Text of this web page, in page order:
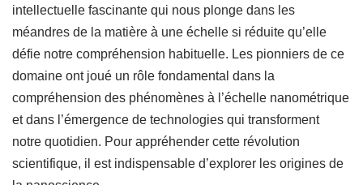
intellectuelle fascinante qui nous plonge dans les
méandres de la matière à une échelle si réduite qu’elle
défie notre compréhension habituelle. Les pionniers de ce
domaine ont joué un rôle fondamental dans la
compréhension des phénomènes à l’échelle nanométrique
et dans l’émergence de technologies qui transforment
notre quotidien. Pour appréhender cette révolution
scientifique, il est indispensable d’explorer les origines de